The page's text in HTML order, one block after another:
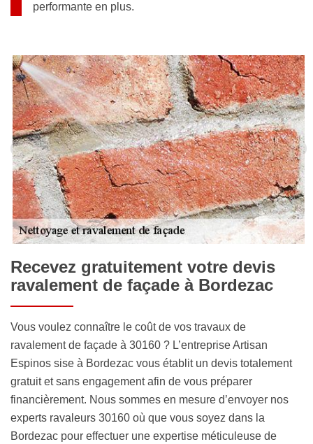
performante en plus.
Recevez gratuitement votre devis
ravalement de façade à Bordezac
Vous voulez connaître le coût de vos travaux de
ravalement de façade à 30160 ? L’entreprise Artisan
Espinos sise à Bordezac vous établit un devis totalement
gratuit et sans engagement afin de vous préparer
financièrement. Nous sommes en mesure d’envoyer nos
experts ravaleurs 30160 où que vous soyez dans la
Bordezac pour effectuer une expertise méticuleuse de